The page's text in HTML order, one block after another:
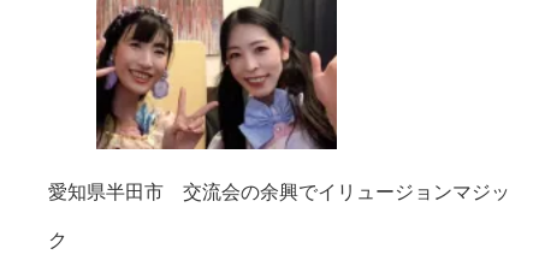
愛知県半田市 交流会の余興でイリュージョンマジッ
ク